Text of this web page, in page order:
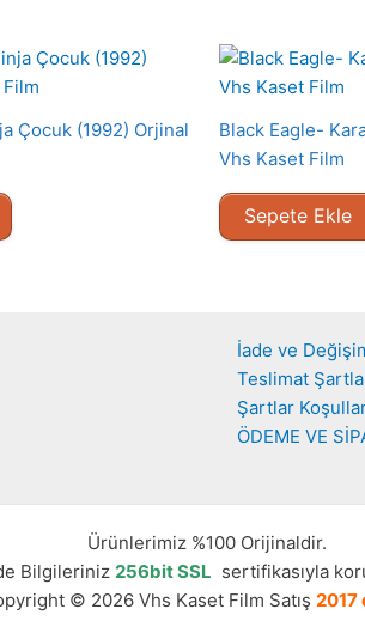
Çocuk (1992) Orjinal
Black Eagle-
Vhs Kaset Film
Sepete Ekle
İade ve
Teslimat
Şartlar
ÖDEME VE
Ürünlerimiz %100 Orijinaldir.
Bilgileriniz 256bit SSL sertifikasıyla
© 2026 Vhs Kaset Film Satış 2017